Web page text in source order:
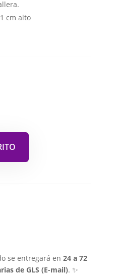
cm alto
se entregará en 24 a 72
de GLS (E-mail). ✨